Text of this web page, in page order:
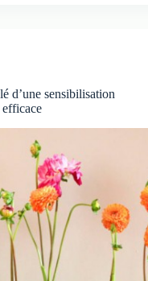
d’une sensibilisation